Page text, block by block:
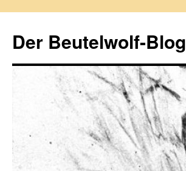
springen
Der Beutelwolf-Blog